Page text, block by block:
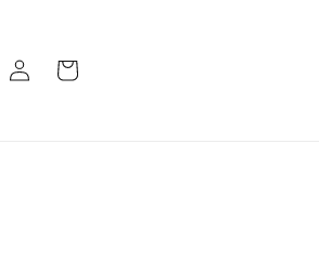
登
入
物